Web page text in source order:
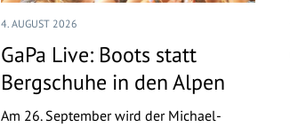
4. AUGUST 2026
GaPa Live: Boots statt
Bergschuhe in den Alpen
Am 26. September wird der Michael-